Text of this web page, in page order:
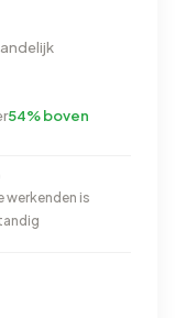
54% boven
werkenden is